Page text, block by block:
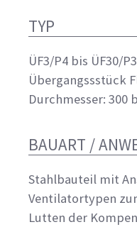
TYP
ÜF3/P4 bis ÜF30/
Übergangssstück
Durchmesser: 300
BAUART /
Stahlbauteil mit
Ventilatortypen
Lutten der